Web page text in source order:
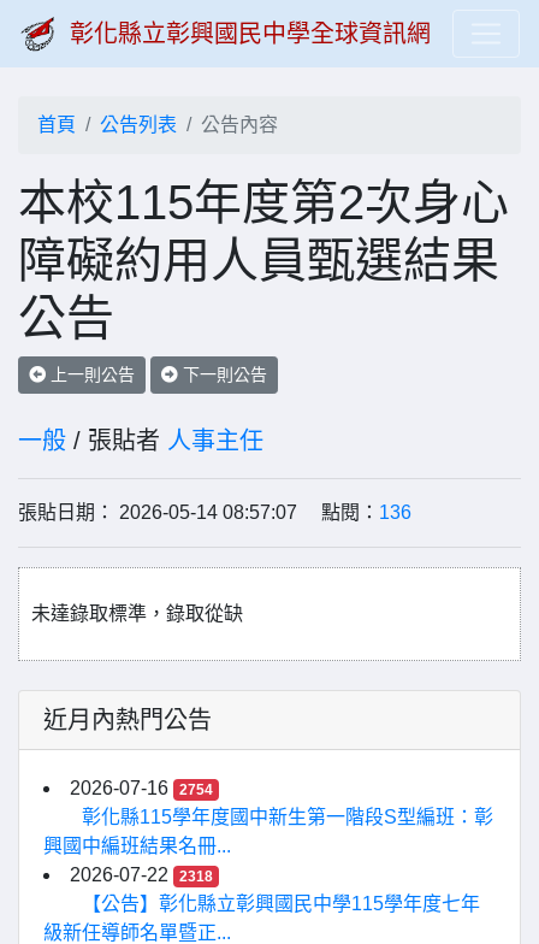
彰化縣立彰興國民中學全球資訊網
首頁 公告列表 公告內容
本校115年度第2次身心
障礙約用人員甄選結果
公告
上一則公告 下一則公告
一般 / 張貼者 人事主任
張貼日期： 2026-05-14 08:57:07 點閱： 136
未達錄取標準，錄取從缺
近月內熱門公告
2026-07-16 2754
彰化縣115學年度國中新生第一階段S型編班：彰
興國中編班結果名冊...
2026-07-22
2318
【公告】彰化縣立彰興國民中學115學年度七年
級新任導師名單暨正...